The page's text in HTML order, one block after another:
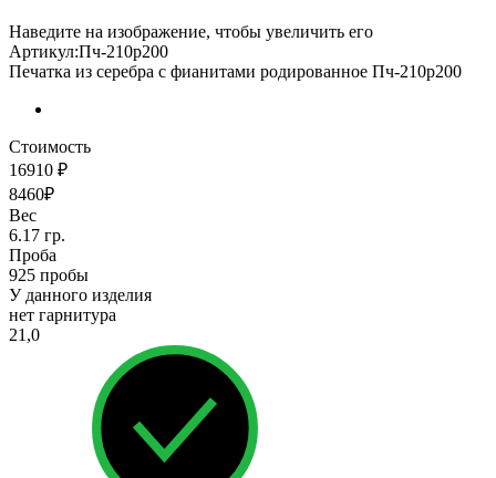
Наведите на изображение, чтобы увеличить его
Артикул:Пч-210р200
Печатка из серебра с фианитами родированное Пч-210р200
Стоимость
16910 ₽
8460₽
Вес
6.17 гр.
Проба
925 пробы
У данного изделия
нет гарнитура
21,0